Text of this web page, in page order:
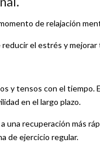
de relajación
el estrés y
y tensos con el
en el largo plazo.
recuperación más
de ejercicio regular.